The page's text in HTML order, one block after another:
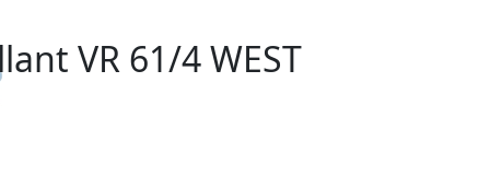
VR 61/4 WEST